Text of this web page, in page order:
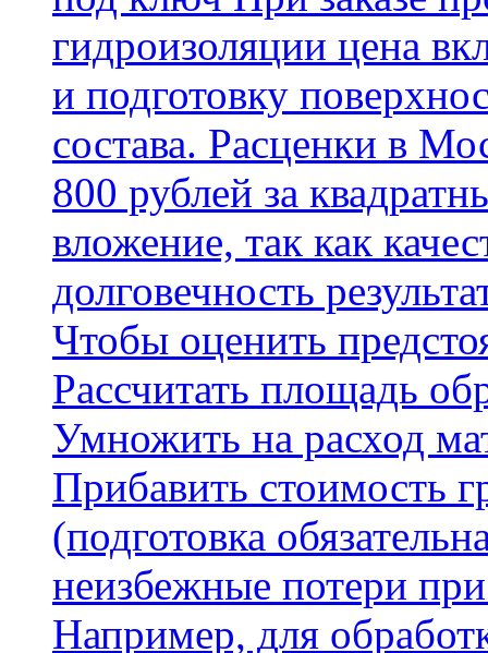
гидроизоляции цена
и подготовку
состава. Расценки в
800 рублей за
вложение, так как
долговечность
Чтобы оценить
Рассчитать площадь
Умножить на расход
Прибавить стоимость
(подготовка
неизбежные потери
Например, для